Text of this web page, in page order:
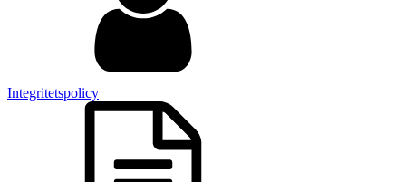
Integritetspolicy